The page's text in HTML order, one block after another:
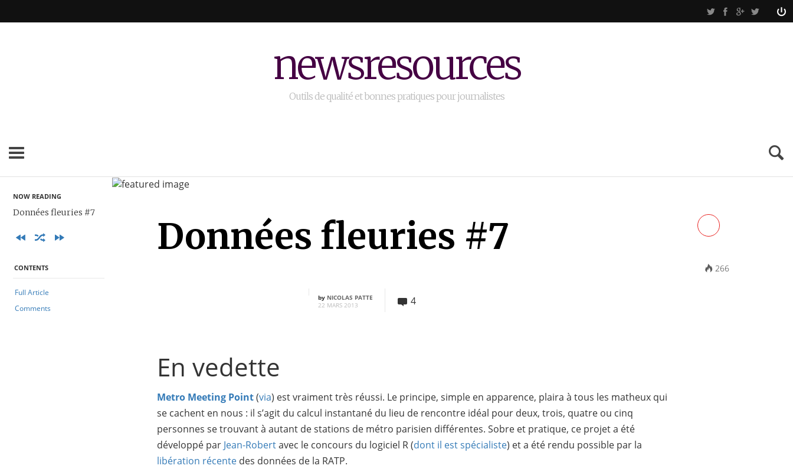
newsresources
Outils de qualité et bonnes pratiques pour journalistes
NOW READING
Données fleuries #7
CONTENTS
Full Article
Comments
266
Données fleuries #7
by NICOLAS PATTE
22 MARS 2013
4
En vedette
Metro Meeting Point(via) est vraiment très réussi. Le principe, simple en apparence, plaira à tous les matheux qui
se cachent en nous : il s’agit du calcul instantané du lieu de rencontre idéal pour deux, trois, quatre ou cinq
personnes se trouvant à autant de stations de métro parisien différentes. Sobre et pratique, ce projet a été
développé par Jean-Robertavec le concours du logiciel R (dont il est spécialiste) et a été rendu possible par la
libération récente des données de la RATP.